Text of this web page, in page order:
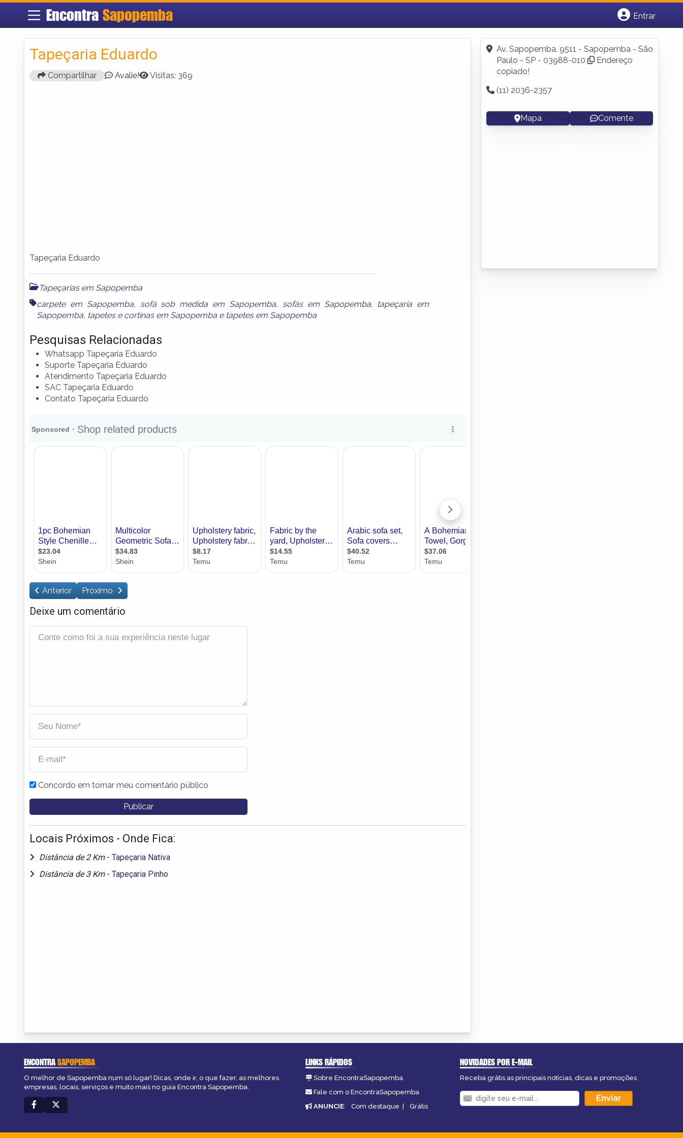
Encontra Sapopemba
Entrar
Fazer login
Criar conta
Tapeçaria Eduardo
Compartilhar Avalie! Visitas: 369
Tapeçaria Eduardo
Tapeçarias em Sapopemba
carpete em Sapopemba, sofá sob medida em Sapopemba, sofás em Sapopemba, tapeçaria em
Sapopemba, tapetes e cortinas em Sapopemba e tapetes em Sapopemba
Pesquisas Relacionadas
Whatsapp Tapeçaria Eduardo
Suporte Tapeçaria Eduardo
Atendimento Tapeçaria Eduardo
SAC Tapeçaria Eduardo
Contato Tapeçaria Eduardo
Anterior Próximo
Deixe um comentário
Concordo em tornar meu comentário público
Locais Próximos - Onde Fica:
Distância de 2 Km - Tapeçaria Nativa
Distância de 3 Km - Tapeçaria Pinho
Av. Sapopemba, 9511 - Sapopemba - São
Paulo - SP - 03988-010
Endereço
copiado!
(11) 2036-2357
Mapa Comente
ENCONTRASAPOPEMBA
O melhor de Sapopemba num só lugar! Dicas, onde ir, o que fazer, as melhores
empresas, locais, serviços e muito mais no guia Encontra Sapopemba.
LINKS RÁPIDOS
Sobre EncontraSapopemba
Fale com o EncontraSapopemba
ANUNCIE: Com destaque | Grátis
NOVIDADES POR E-MAIL
Receba grátis as principais notícias, dicas e promoções